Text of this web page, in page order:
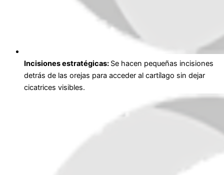
Incisiones estratégicas: Se hacen pequeñas incisiones
detrás de las orejas para acceder al cartílago sin dejar
cicatrices visibles.